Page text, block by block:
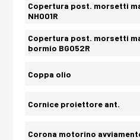
Copertura post. morsetti
NH001R
Copertura post. morsetti
bormio BG052R
Coppa olio
Cornice proiettore ant.
Corona motorino